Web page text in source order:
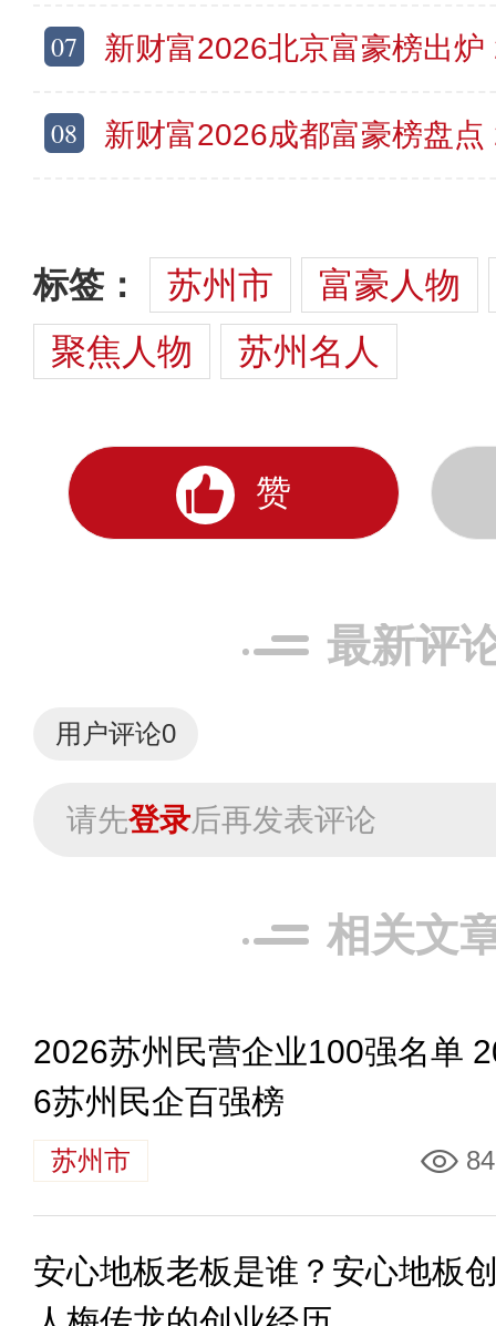
07 新财富2026北京富豪榜出炉 2026
08 新财富2026成都富豪榜盘点 2026
标签： 苏州市
富豪人物
聚焦人物
苏州名人
赞
最新评
用户评论0
请先登录后再发表评论
相关文
2026苏州民营企业100强名单
6苏州民企百强榜
苏州市 84
安心地板老板是谁？安心地板